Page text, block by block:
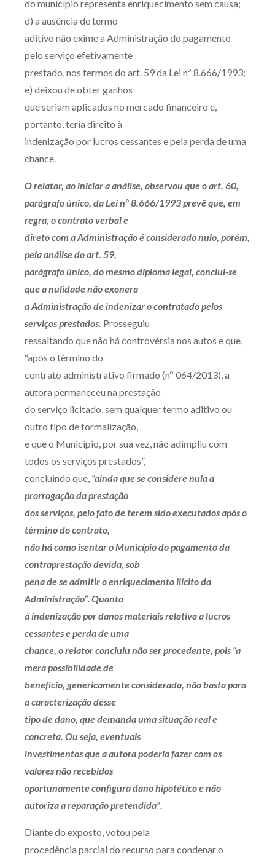
Telefone (41) 2109-8666
Whatsapp (41) 98881-6616
do município representa enriquecimento sem causa;
d) a ausência de termo
aditivo não exime a Administração do pagamento
pelo serviço efetivamente
prestado, nos termos do art. 59 da Lei nº 8.666/1993;
e) deixou de obter ganhos
que seriam aplicados no mercado financeiro e,
portanto, teria direito à
indenização por lucros cessantes e pela perda de uma
chance.
O relator, ao iniciar a análise, observou que o art. 60,
parágrafo único, da Lei nº 8.666/1993 prevê que, em
regra, o contrato verbal e
direto com a Administração é considerado nulo, porém,
pela análise do art. 59,
parágrafo único, do mesmo diploma legal, conclui-se
que a nulidade não exonera
a Administração de indenizar o contratado pelos
serviços prestados. Prosseguiu
ressaltando que não há controvérsia nos autos e que,
“após o término do
contrato administrativo firmado (nº 064/2013), a
autora permaneceu na prestação
do serviço licitado, sem qualquer termo aditivo ou
outro tipo de formalização,
e que o Município, por sua vez, não adimpliu com
todos os serviços prestados”,
concluindo que, “ainda que se considere nula a
prorrogação da prestação
dos serviços, pelo fato de terem sido executados após o
término do contrato,
não há como isentar o Município do pagamento da
contraprestação devida, sob
pena de se admitir o enriquecimento ilícito da
Administração”.Quanto
à indenização por danos materiais relativa a lucros
cessantes e perda de uma
chance, o relator concluiu não ser procedente, pois “a
mera possibilidade de
benefício, genericamente considerada, não basta para
a caracterização desse
tipo de dano, que demanda uma situação real e
concreta. Ou seja, eventuais
investimentos que a autora poderia fazer com os
valores não recebidos
oportunamente configura dano hipotético e não
autoriza a reparação pretendida”.
Diante do exposto, votou pela
procedência parcial do recurso para condenar o